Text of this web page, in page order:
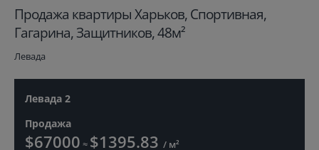
Продажа квартиры Харьков, Спортивная,
Гагарина, Защитников, 48м²
Левада
Левада 2
Продажа
$67000 ≈ $1395.83 / м²